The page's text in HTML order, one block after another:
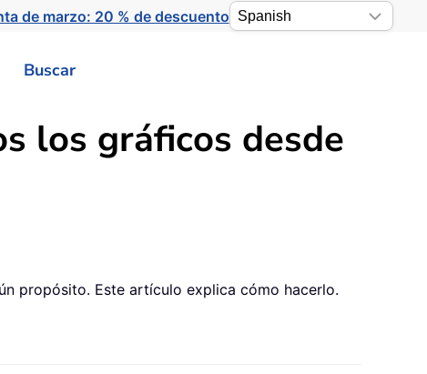
de marzo: 20 % de descuento
Buscar
los gráficos desde
propósito. Este artículo explica cómo hacerlo.